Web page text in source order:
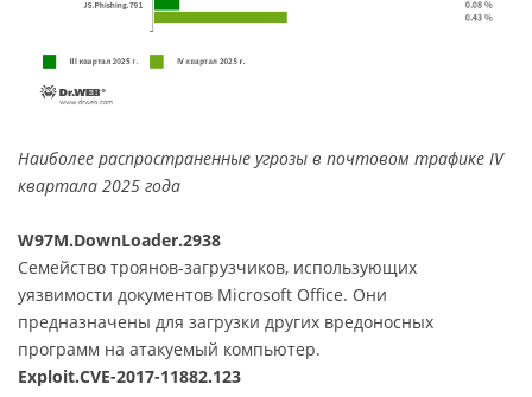
Наиболее распространенные угрозы в почтовом трафике IV
квартала 2025 года
W97M.DownLoader.2938
Семейство троянов-загрузчиков, использующих
уязвимости документов Microsoft Office. Они
предназначены для загрузки других вредоносных
программ на атакуемый компьютер.
Exploit.CVE-2017-11882.123